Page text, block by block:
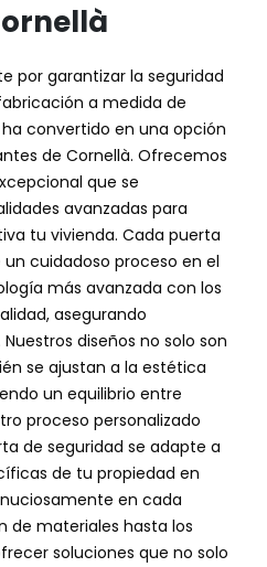
por garantizar la seguridad
a medida de
convertido en una opción
de Cornellà. Ofrecemos
que se
avanzadas para
tu vivienda. Cada puerta
cuidadoso proceso en el
más avanzada con los
asegurando
diseños no solo son
se ajustan a la estética
un equilibrio entre
proceso personalizado
de seguridad se adapte a
de tu propiedad en
en cada
de materiales hasta los
soluciones que no solo